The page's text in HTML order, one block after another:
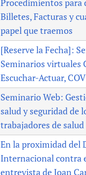
Procedimientos para
Billetes, Facturas y
papel que traemos
[Reserve la Fecha]:
Seminarios virtuales
Escuchar-Actuar,
Seminario Web:
salud y seguridad de
trabajadores de salud
En la proximidad del
Internacional contra
entrevista de Joan